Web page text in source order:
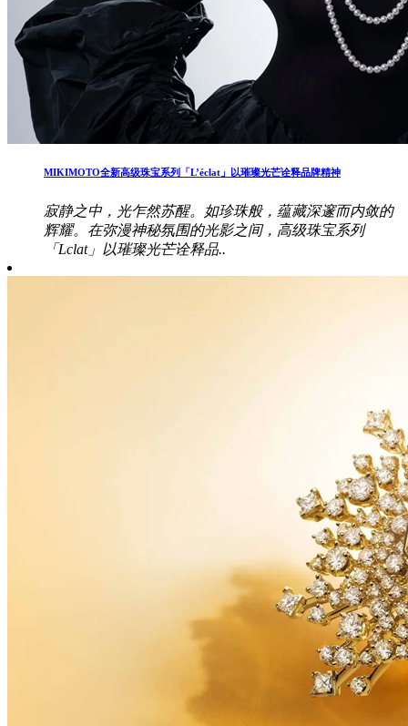
MIKIMOTO全新高级珠宝系列「L’éclat」以璀璨光芒诠释品牌精神
寂静之中，光乍然苏醒。如珍珠般，蕴藏深邃而内敛的
辉耀。在弥漫神秘氛围的光影之间，高级珠宝系列
「Lclat」以璀璨光芒诠释品..